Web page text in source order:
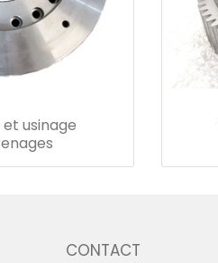
usinage
CONTACT